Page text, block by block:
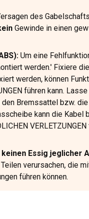
des Gabelschafts
Gewinde in einen
Um eine
werden.' Fixiere
werden, können
führen kann.
Bremssattel bzw.
kann die Kabel
keinen Essig jeglicher
verursachen, die
führen können.